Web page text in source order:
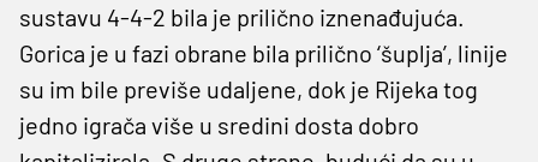
sustavu 4-4-2 bila je prilično iznenađujuća.
Gorica je u fazi obrane bila prilično ‘šuplja’, linije
su im bile previše udaljene, dok je Rijeka tog
jedno igrača više u sredini dosta dobro